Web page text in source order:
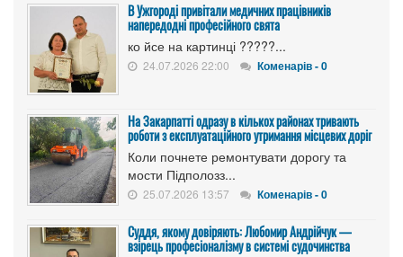
В Ужгороді привітали медичних працівників
напередодні професійного свята
ко йсе на картинці ?????...
24.07.2026 22:00 Коменарів - 0
На Закарпатті одразу в кількох районах тривають
роботи з експлуатаційного утримання місцевих доріг
Коли почнете ремонтувати дорогу та
мости Підполозз...
25.07.2026 13:57 Коменарів - 0
Суддя, якому довіряють: Любомир Андрійчук —
взірець професіоналізму в системі судочинства